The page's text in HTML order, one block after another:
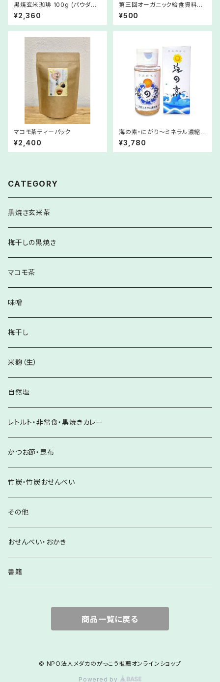
黒焼玄米珈琲 100g (パウダー
タイプ）
¥2,360
第三回オーガニック給食資料集
(6冊以上・普通便)
¥500
マコモ茶ティーパック
¥2,400
海の素・にがり〜ミネラル濃縮
エキス〜
¥3,780
CATEGORY
黒焼き玄米茶
梅干しの黒焼き
マコモ茶
味噌
梅干し
米麹（生）
自然塩
レトルト・非常食・黒焼きカレー
かつお節・昆布
竹炭・竹炭おせんべい
その他
おせんべい・おかき
書籍
商品一覧に戻る
© NPO法人メダカのがっこう推薦オンラインショップ
Powered by